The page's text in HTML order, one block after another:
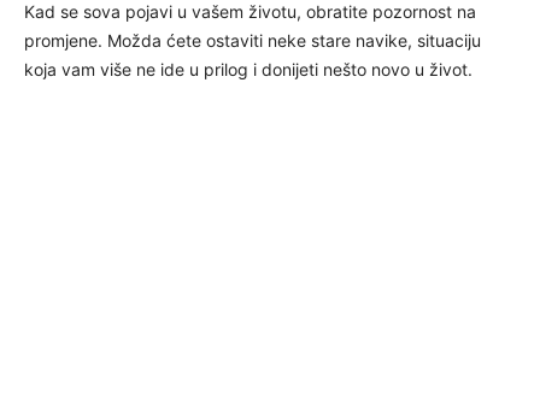
Kad se sova pojavi u vašem životu, obratite pozornost na
promjene. Možda ćete ostaviti neke stare navike, situaciju
koja vam više ne ide u prilog i donijeti nešto novo u život.